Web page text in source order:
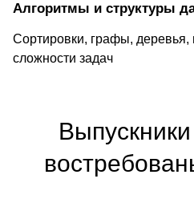
Алгоритмы и структуры
Сортировки, графы, деревья,
сложности задач